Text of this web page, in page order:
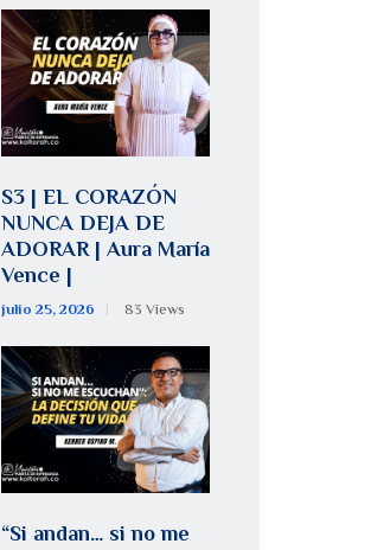
S3 | EL CORAZÓN
NUNCA DEJA DE
ADORAR | Aura María
Vence |
julio 25, 2026 83 Views
“Si andan… si no me